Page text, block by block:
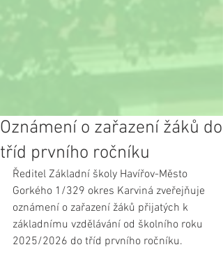
Oznámení o zařazení žáků do
tříd prvního ročníku
Ředitel Základní školy Havířov-Město
Gorkého 1/329 okres Karviná zveřejňuje
oznámení o zařazení žáků přijatých k
základnímu vzdělávání od školního roku
2025/2026 do tříd prvního ročníku.